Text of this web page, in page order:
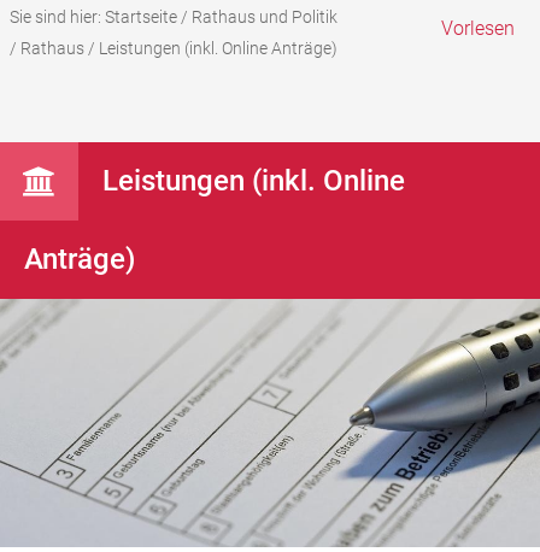
Sie sind hier: Startseite/ Rathaus und Politik
/ Rathaus/ Leistungen (inkl. Online Anträge)
Vorlesen
Leistungen (inkl. Online
Anträge)